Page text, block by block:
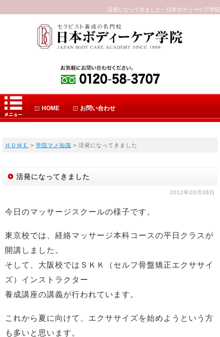
活発になってきました - 日本ボディーケア学院
HOME お問い合わせ
ＨＯＭＥ > 学院マメ知識 > 活発になってきました
活発になってきました
2012年03月08日
今日のマッサージスクールの様子です。
東京校では、経絡マッサージ本科コースの平日クラスが
開講しました。
そして、大阪校ではＳＫＫ（セルフ骨盤矯正エクササイ
ズ）インストラクター
養成講座の講義が行われています。
これから夏に向けて、エクササイズを始めようという方
も多いと思います。